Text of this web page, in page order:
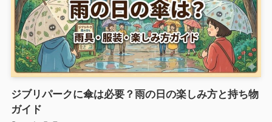
ジブリパークに傘は必要？雨の日の楽しみ方と持ち物
ガイド